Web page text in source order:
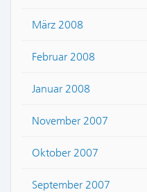
März 2008
Februar 2008
Januar 2008
November 2007
Oktober 2007
September 2007